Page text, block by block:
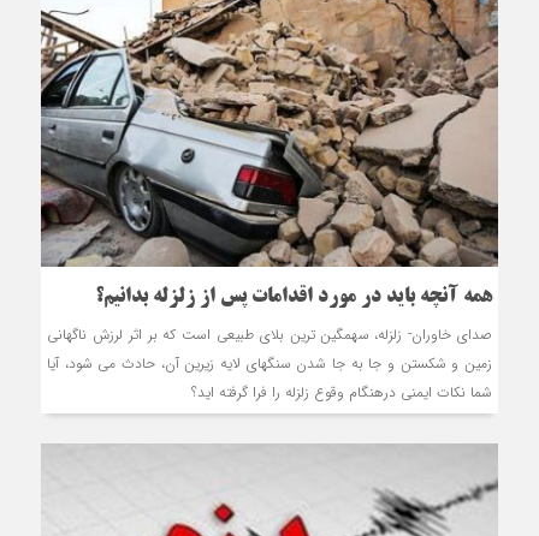
همه آنچه باید در مورد اقدامات پس از زلزله بدانیم؟
صدای خاوران- زلزله، سهمگین ترین بلای طبیعی است که بر اثر لرزش ناگهانی
زمین و شکستن و جا به جا شدن سنگهای لایه زیرین آن، حادث می شود، آیا
شما نکات ایمنی درهنگام وقوع زلزله را فرا گرفته اید؟